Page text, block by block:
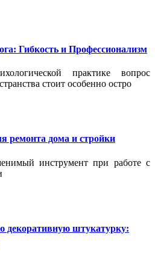
Гибкость и Профессионализм
практике вопрос
стоит особенно остро
ремонта дома и стройки
инструмент при работе с
декоративную штукатурку: